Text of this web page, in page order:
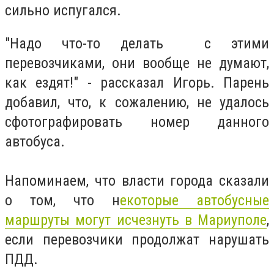
сильно испугался.
"Надо что-то делать с этими
перевозчиками, они вообще не думают,
как ездят!" - рассказал Игорь. Парень
добавил, что, к сожалению, не удалось
сфотографировать номер данного
автобуса.
Напоминаем, что власти города сказали
о том, что некоторые автобусные
маршруты могут исчезнуть в Мариуполе,
если перевозчики продолжат нарушать
ПДД.